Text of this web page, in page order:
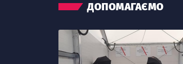
ДОПОМАГАЄМО